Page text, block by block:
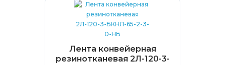
Лента конвейерная
резинотканевая 2Л-120-3-